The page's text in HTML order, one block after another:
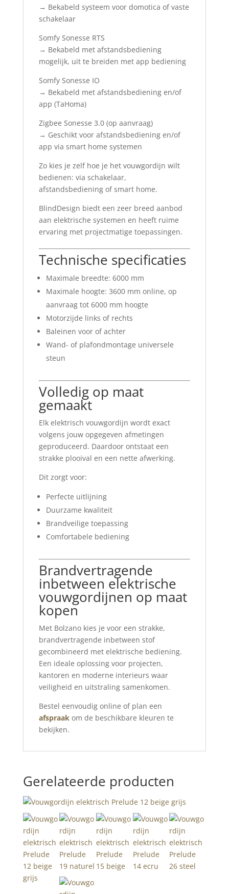
→ Bekabeld systeem voor domotica of vaste
schakelaar
Somfy Sonesse RTS
→ Bekabeld met afstandsbediening
mogelijk, uit te breiden met app bediening
Somfy Sonesse IO
→ Bekabeld met afstandsbediening en/of
app (TaHoma)
Zigbee Sonesse 3.0 (op aanvraag)
→ Geschikt voor afstandsbediening en/of
app via smart home systemen
Zo kies je zelf hoe je het vouwgordijn wilt
bedienen: via schakelaar,
afstandsbediening of smart home.
BlindDesign biedt een zeer breed aanbod
aan elektrische systemen en heeft ruime
ervaring met projectmatige toepassingen.
Technische specificaties
Maximale breedte: 6000 mm
Maximale hoogte: 3600 mm online, op
aanvraag tot 6000 mm hoogte
Motorzijde links of rechts
Baleinen voor of achter
Wand- of plafondmontage universele
steun
Volledig op maat
gemaakt
Elk elektrisch vouwgordijn wordt exact
volgens jouw opgegeven afmetingen
geproduceerd. Daardoor ontstaat een
strakke plooival en een nette afwerking.
Dit zorgt voor:
Perfecte uitlijning
Duurzame kwaliteit
Brandveilige toepassing
Comfortabele bediening
Brandvertragende
inbetween elektrische
vouwgordijnen op maat
kopen
Met Bolzano kies je voor een strakke,
brandvertragende inbetween stof
gecombineerd met elektrische bediening.
Een ideale oplossing voor projecten,
kantoren en moderne interieurs waar
veiligheid en uitstraling samenkomen.
Bestel eenvoudig online of plan een
afspraak om de beschikbare kleuren te
bekijken.
Gerelateerde producten